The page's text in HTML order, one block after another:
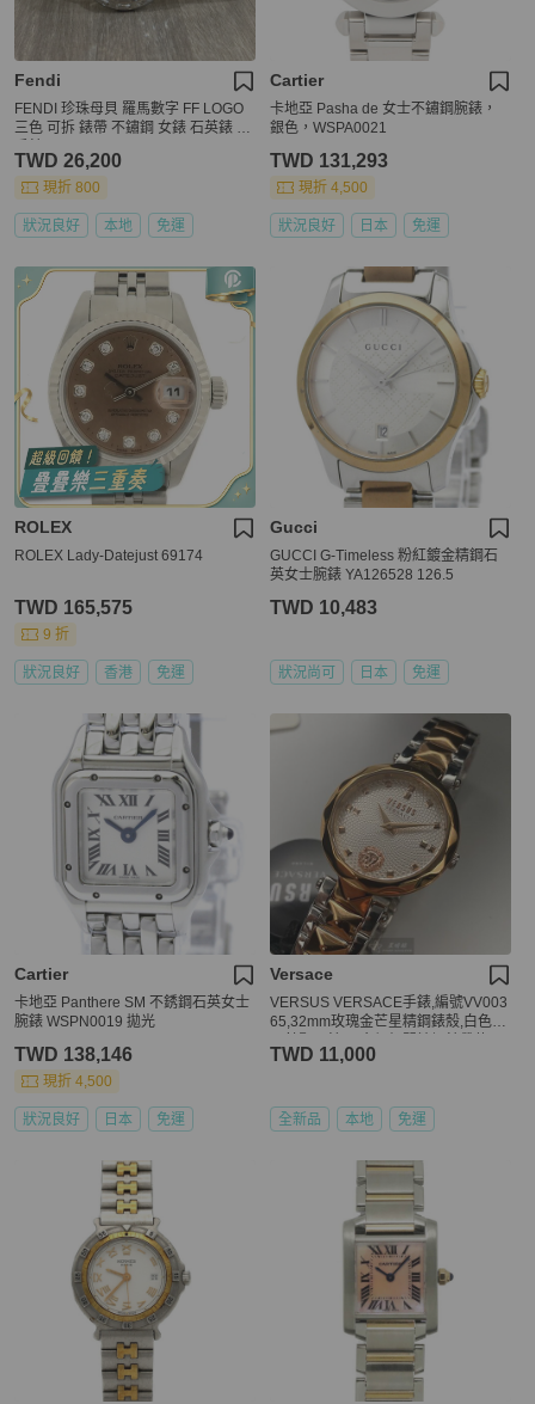
Fendi
FENDI 珍珠母貝 羅馬數字 FF LOGO
三色 可拆 錶帶 不鏽鋼 女錶 石英錶 錶
TWD 26,200
現折 800
狀況良好 本地 免運
Cartier
卡地亞 Pasha de 女士不鏽鋼腕錶，
銀色，WSPA0021
TWD 131,293
現折 4,500
狀況良好 日本 免運
ROLEX
ROLEX Lady-Datejust 69174
TWD 165,575
9 折
狀況良好 香港 免運
Gucci
GUCCI G-Timeless 粉紅鍍金精鋼石
英女士腕錶 YA126528 126.5
TWD 10,483
狀況尚可 日本 免運
Cartier
卡地亞 Panthere SM 不銹鋼石英女士
腕錶 WSPN0019 拋光
TWD 138,146
現折 4,500
狀況良好 日本 免運
Versace
VERSUS VERSACE手錶,編號VV003
65,32mm玫瑰金芒星精鋼錶殼,白色中
TWD 11,000
全新品 本地 免運